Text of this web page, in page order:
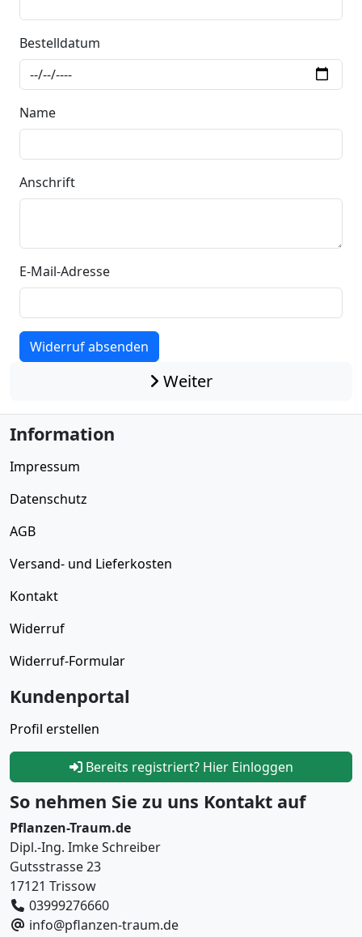
Bestelldatum
Name
Anschrift
E-Mail-Adresse
Widerruf absenden
Weiter
Information
Impressum
Datenschutz
AGB
Versand- und Lieferkosten
Kontakt
Widerruf
Widerruf-Formular
Kundenportal
Profil erstellen
Bereits registriert? Hier Einloggen
So nehmen Sie zu uns Kontakt auf
Pflanzen-Traum.de
Dipl.-Ing. Imke Schreiber
Gutsstrasse 23
17121 Trissow
03999276660
info@pflanzen-traum.de